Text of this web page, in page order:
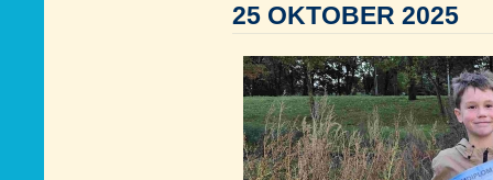
25 OKTOBER 2025